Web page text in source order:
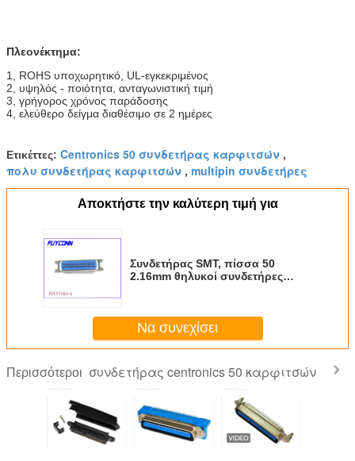
Πλεονέκτημα:
1, ROHS υποχωρητικό, UL-εγκεκριμένος
2, υψηλός - ποιότητα, ανταγωνιστική τιμή
3, γρήγορος χρόνος παράδοσης
4, ελεύθερο δείγμα διαθέσιμο σε 2 ημέρες
Ετικέττες: Centronics 50 συνδετήρας καρφιτσών ,
πολυ συνδετήρας καρφιτσών , multipin συνδετήρες
Αποκτήστε την καλύτερη τιμή για
Συνδετήρας SMT, πίσσα 50
2.16mm θηλυκοί συνδετήρες
1.6mm
Να συνεχίσει
Περισσότεροι συνδετήρας centronics 50 καρφιτσών